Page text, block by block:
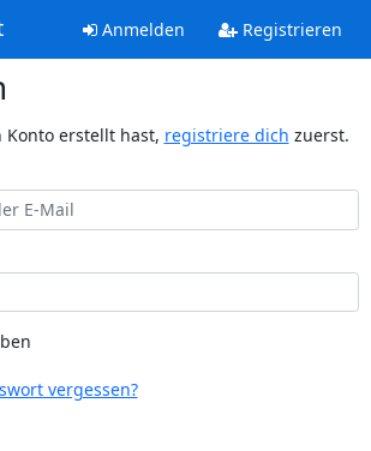
Anmelden Registrieren
Konto erstellt hast, registriere dich zuerst.
vergessen?